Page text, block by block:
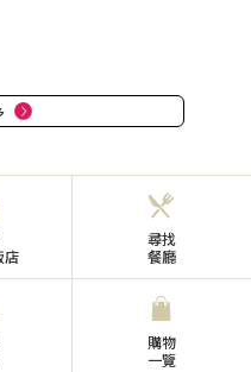
店
尋找
餐廳
購物
一覽